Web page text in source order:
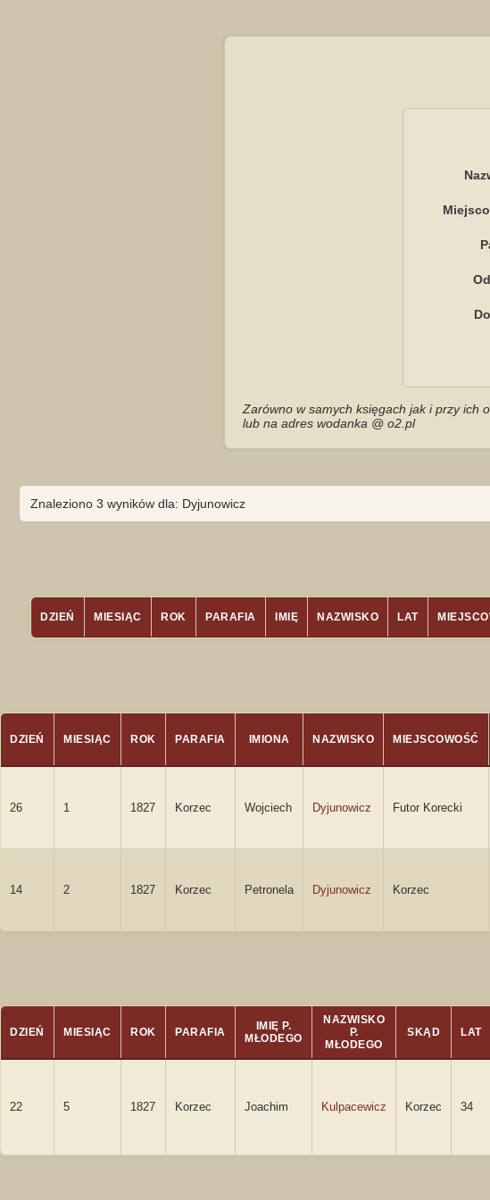
Zarówno w samych księgach jak i przy ich
lub na adres wodanka @ o2.pl
Znaleziono 3 wyników dla: Dyjunowicz
DZIEŃ MIESIĄC ROK PARAFIA IMIĘ NAZWISKO LAT
DZIEŃ MIESIĄC ROK PARAFIA IMIONA NAZWISKO MIEJSCOWOŚĆ
26 1 1827 Korzec Wojciech Dyjunowicz Futor Korecki
14 2 1827 Korzec Petronela Dyjunowicz Korzec
DZIEŃ MIESIĄC ROK PARAFIA
IMIĘ P.
MŁODEGO
NAZWISKO
P.
MŁODEGO
SKĄD LAT
22 5 1827 Korzec Joachim Kulpacewicz Korzec 34